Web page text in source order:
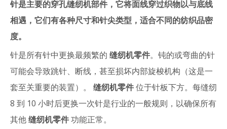
针是主要的穿孔缝纫机部件，它将面线穿过织物以与底线
相遇，它们有各种尺寸和针尖类型，适合不同的纺织品密
度。
针是所有针中更换最频繁的 缝纫机零件。钝的或弯曲的针
可能会导致跳针、断线，甚至损坏内部旋梭机构（这是一
套至关重要的装置）。 缝纫机零件位于针板下方。每缝纫
8 到 10 小时后更换一次针是行业的一般规则，以确保所有
其他缝纫机零件功能正常。